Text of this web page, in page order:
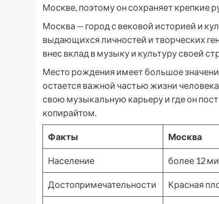
Москве, поэтому он сохраняет крепкие
Москва — город с вековой историей и
выдающихся личностей и творческих
внес вклад в музыку и культуру своей
Место рождения имеет большое
остается важной частью жизни
свою музыкальную карьеру и где он
копирайтом.
Факты Москва
Население более 12
Достопримечательности Красная